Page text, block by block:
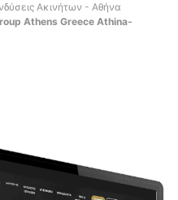
Ακινήτων - Αθήνα
Athens Greece Athina-